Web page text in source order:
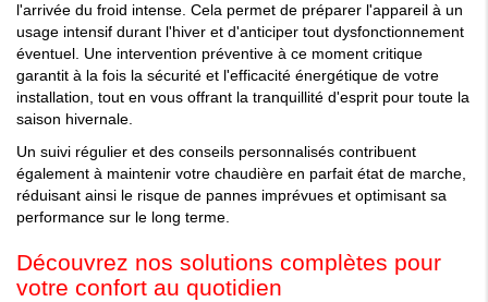
l'arrivée du froid intense. Cela permet de préparer l'appareil à un
usage intensif durant l'hiver et d'anticiper tout dysfonctionnement
éventuel. Une intervention préventive à ce moment critique
garantit à la fois la sécurité et l'efficacité énergétique de votre
installation, tout en vous offrant la tranquillité d'esprit pour toute la
saison hivernale.
Un suivi régulier et des conseils personnalisés contribuent
également à maintenir votre chaudière en parfait état de marche,
réduisant ainsi le risque de pannes imprévues et optimisant sa
performance sur le long terme.
Découvrez nos solutions complètes pour
votre confort au quotidien